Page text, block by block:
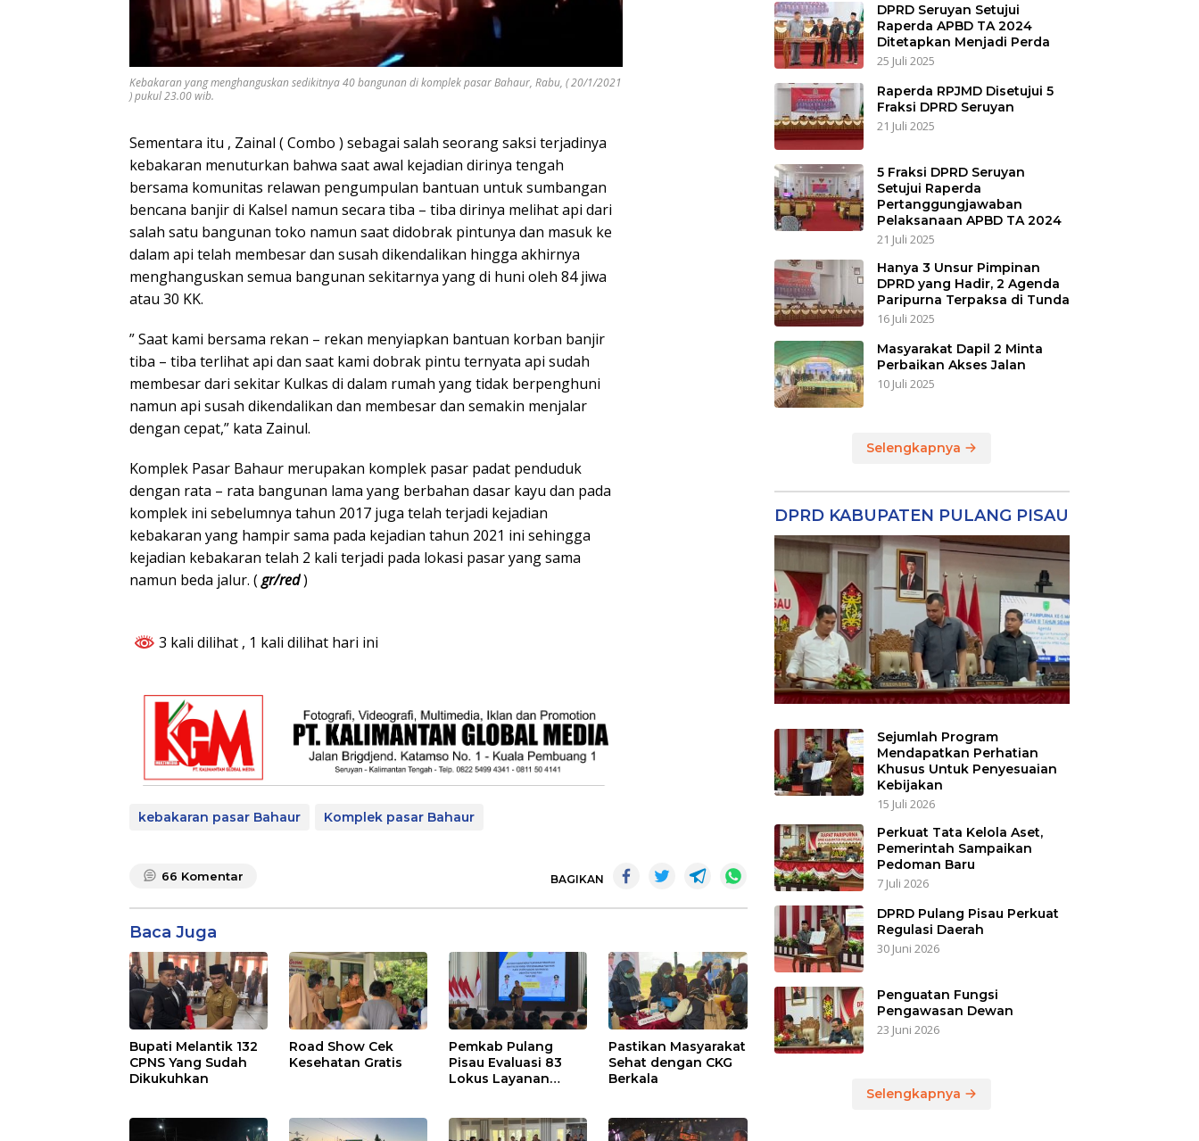
Kebakaran yang menghanguskan sedikitnya 40 bangunan di komplek pasar Bahaur, Rabu, ( 20/1/2021
) pukul 23.00 wib.
Sementara itu , Zainal ( Combo ) sebagai salah seorang saksi terjadinya
kebakaran menuturkan bahwa saat awal kejadian dirinya tengah
bersama komunitas relawan pengumpulan bantuan untuk sumbangan
bencana banjir di Kalsel namun secara tiba – tiba dirinya melihat api dari
salah satu bangunan toko namun saat didobrak pintunya dan masuk ke
dalam api telah membesar dan susah dikendalikan hingga akhirnya
menghanguskan semua bangunan sekitarnya yang di huni oleh 84 jiwa
atau 30 KK.
” Saat kami bersama rekan – rekan menyiapkan bantuan korban banjir
tiba – tiba terlihat api dan saat kami dobrak pintu ternyata api sudah
membesar dari sekitar Kulkas di dalam rumah yang tidak berpenghuni
namun api susah dikendalikan dan membesar dan semakin menjalar
dengan cepat,” kata Zainul.
Komplek Pasar Bahaur merupakan komplek pasar padat penduduk
dengan rata – rata bangunan lama yang berbahan dasar kayu dan pada
komplek ini sebelumnya tahun 2017 juga telah terjadi kejadian
kebakaran yang hampir sama pada kejadian tahun 2021 ini sehingga
kejadian kebakaran telah 2 kali terjadi pada lokasi pasar yang sama
namun beda jalur. (gr/red)
3 kali dilihat , 1 kali dilihat hari ini
kebakaran pasar Bahaur Komplek pasar Bahaur
66 Komentar BAGIKAN
Baca Juga
Bupati Melantik 132
CPNS Yang Sudah
Dikukuhkan
Road Show Cek
Kesehatan Gratis
Pemkab Pulang
Pisau Evaluasi 83
Lokus Layanan
Pastikan Masyarakat
Sehat dengan CKG
Berkala
DPRD Seruyan Setujui
Raperda APBD TA 2024
Ditetapkan Menjadi Perda
25 Juli 2025
Raperda RPJMD Disetujui 5
Fraksi DPRD Seruyan
21 Juli 2025
5 Fraksi DPRD Seruyan
Setujui Raperda
Pertanggungjawaban
Pelaksanaan APBD TA 2024
21 Juli 2025
Hanya 3 Unsur Pimpinan
DPRD yang Hadir, 2 Agenda
Paripurna Terpaksa di Tunda
16 Juli 2025
Masyarakat Dapil 2 Minta
Perbaikan Akses Jalan
10 Juli 2025
Selengkapnya
DPRD KABUPATEN PULANG PISAU
Sejumlah Program
Mendapatkan Perhatian
Khusus Untuk Penyesuaian
Kebijakan
15 Juli 2026
Perkuat Tata Kelola Aset,
Pemerintah Sampaikan
Pedoman Baru
7 Juli 2026
DPRD Pulang Pisau Perkuat
Regulasi Daerah
30 Juni 2026
Penguatan Fungsi
Pengawasan Dewan
23 Juni 2026
Selengkapnya